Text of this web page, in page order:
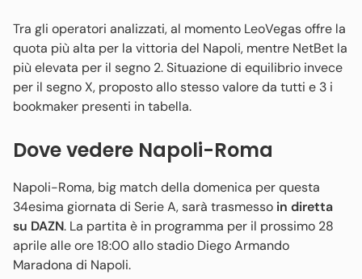
Tra gli operatori analizzati, al momento LeoVegas offre la
quota più alta per la vittoria del Napoli, mentre NetBet la
più elevata per il segno 2. Situazione di equilibrio invece
per il segno X, proposto allo stesso valore da tutti e 3 i
bookmaker presenti in tabella.
Dove vedere Napoli-Roma
Napoli-Roma, big match della domenica per questa
34esima giornata di Serie A, sarà trasmesso in diretta
su DAZN. La partita è in programma per il prossimo 28
aprile alle ore 18:00 allo stadio Diego Armando
Maradona di Napoli.